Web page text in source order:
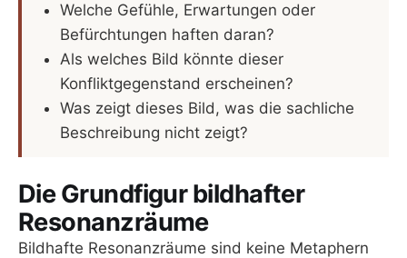
Welche Gefühle, Erwartungen oder
Befürchtungen haften daran?
Als welches Bild könnte dieser
Konfliktgegenstand erscheinen?
Was zeigt dieses Bild, was die sachliche
Beschreibung nicht zeigt?
Die Grundfigur bildhafter
Resonanzräume
Bildhafte Resonanzräume sind keine Metaphern